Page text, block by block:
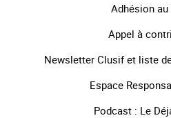
Adhésion
Appel à
Newsletter Clusif et liste
Espace
Podcast : Le